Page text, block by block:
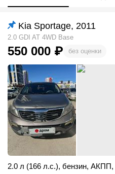
Kia Sportage, 2011
2.0 GDI AT 4WD Base
550 000 ₽ без оценки
2.0 л (166 л.с.), бензин, АКПП,